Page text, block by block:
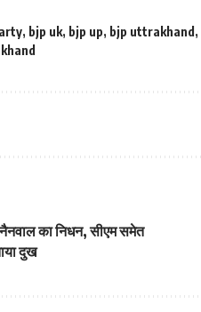
, bjp uk, bjp up, bjp uttrakhand ,
का निधन, सीएम समेत
दुख